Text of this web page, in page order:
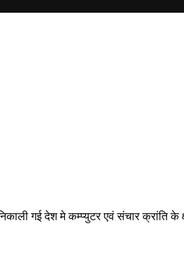
गई देश मे कम्प्युटर एवं संचार क्रांति के